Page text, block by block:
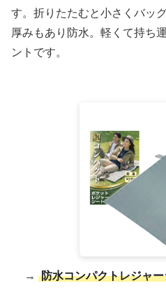
す。折りたたむと小さくバッ
厚みもあり防水。軽くて持ち
ントです。
→ 防水コンパクトレジャ